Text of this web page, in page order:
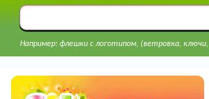
Например: флешки с логотипом, (ветровка,